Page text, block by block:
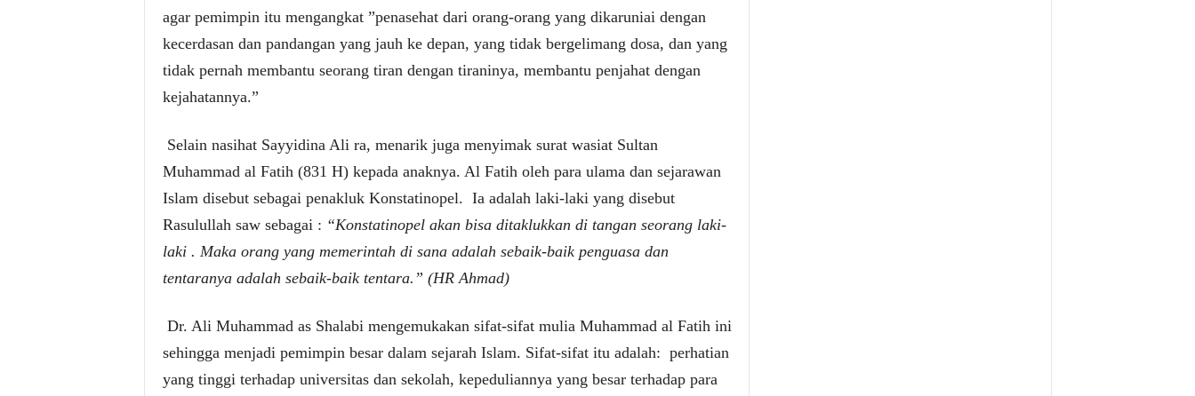
agar pemimpin itu mengangkat ”penasehat dari orang-orang yang dikaruniai dengan
kecerdasan dan pandangan yang jauh ke depan, yang tidak bergelimang dosa, dan yang
tidak pernah membantu seorang tiran dengan tiraninya, membantu penjahat dengan
kejahatannya.”
Selain nasihat Sayyidina Ali ra, menarik juga menyimak surat wasiat Sultan
Muhammad al Fatih (831 H) kepada anaknya. Al Fatih oleh para ulama dan sejarawan
Islam disebut sebagai penakluk Konstatinopel. Ia adalah laki-laki yang disebut
Rasulullah saw sebagai : “Konstatinopel akan bisa ditaklukkan di tangan seorang laki-
laki . Maka orang yang memerintah di sana adalah sebaik-baik penguasa dan
tentaranya adalah sebaik-baik tentara.” (HR Ahmad)
Dr. Ali Muhammad as Shalabi mengemukakan sifat-sifat mulia Muhammad al Fatih ini
sehingga menjadi pemimpin besar dalam sejarah Islam. Sifat-sifat itu adalah: perhatian
yang tinggi terhadap universitas dan sekolah, kepeduliannya yang besar terhadap para